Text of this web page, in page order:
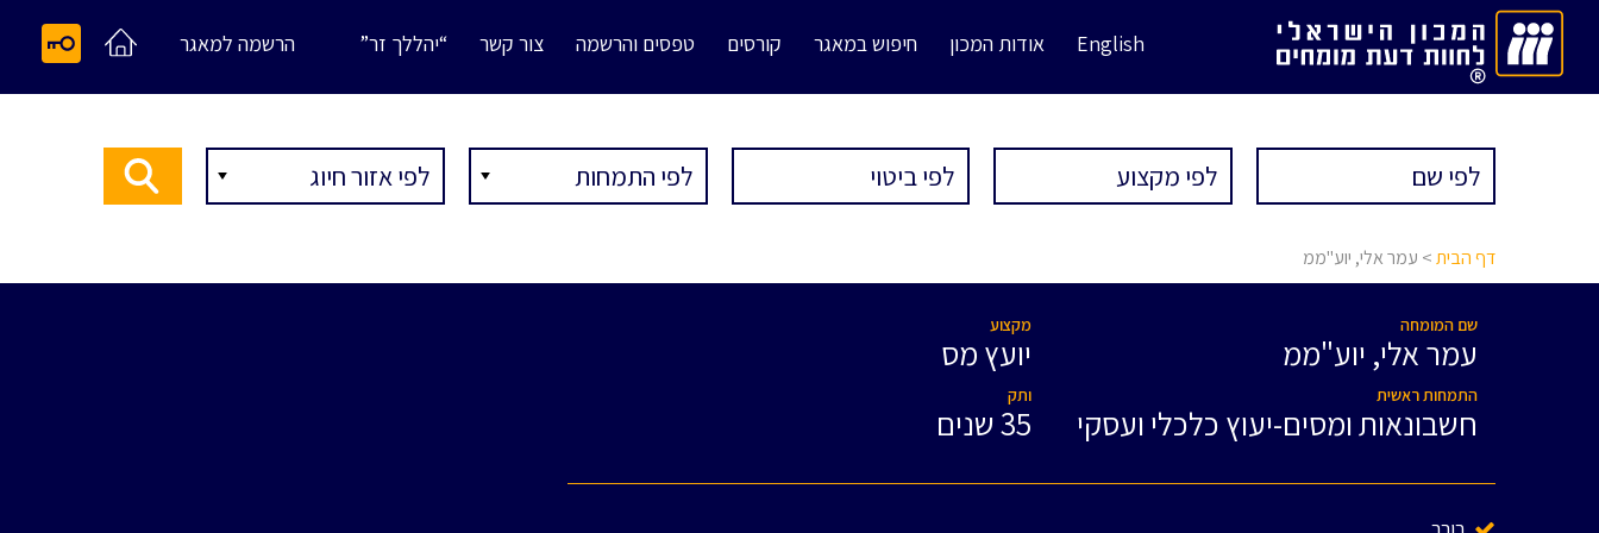
English אודות המכון חיפוש במאגר קורסים טפסים והרשמה צור קשר “יהללך זר” הרשמה למאגר
דף הבית> עמר אלי, יוע"ממ
שם המומחה
עמר אלי, יוע"ממ
התמחות ראשית
חשבונאות ומסים-יעוץ כלכלי ועסקי
מקצוע
יועץ מס
ותק
35 שנים